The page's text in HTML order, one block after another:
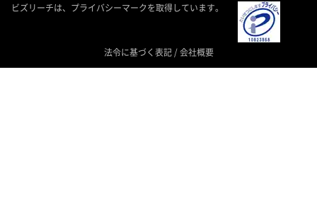
ビズリーチは、プライバシーマークを取得しています。
法令に基づく表記 /会社概要